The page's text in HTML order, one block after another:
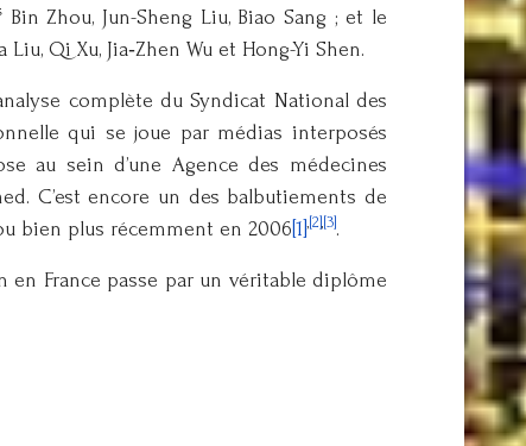
Bin Zhou, Jun-Sheng Liu, Biao Sang ; et le
Qi Xu, Jia‑Zhen Wu et Hong-Yi Shen.
complète du Syndicat National des
qui se joue par médias interposés
au sein d’une Agence des médecines
C’est encore un des balbutiements de
bien plus récemment en 2006 [1],[2],[3].
France passe par un véritable diplôme